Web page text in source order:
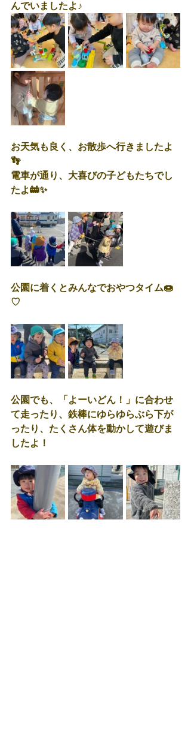
んでいましたよ♪
お天気も良く、お散歩へ行きましたよ
👣
電車が通り、大喜びの子どもたちでし
たよ🚋✨
公園に着くとみんなでおやつタイム🍩
♡
公園でも、「よーいどん！」に合わせ
て走ったり、鉄棒にゆらゆらぶら下が
ったり、たくさん体を動かして遊びま
したよ！